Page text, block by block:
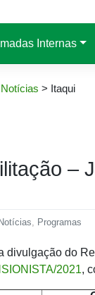
Internas
Notícias > Itaqui
–
Notícias Programas
divulgação do
2021,